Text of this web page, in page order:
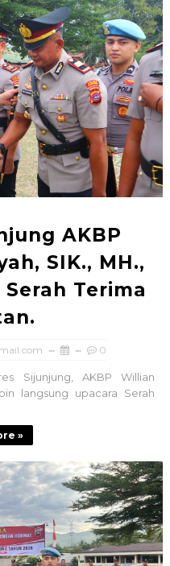
AKBP
SIK., MH.,
Terima
0
Sijunjung, AKBP Willian
langsung upacara Serah
»